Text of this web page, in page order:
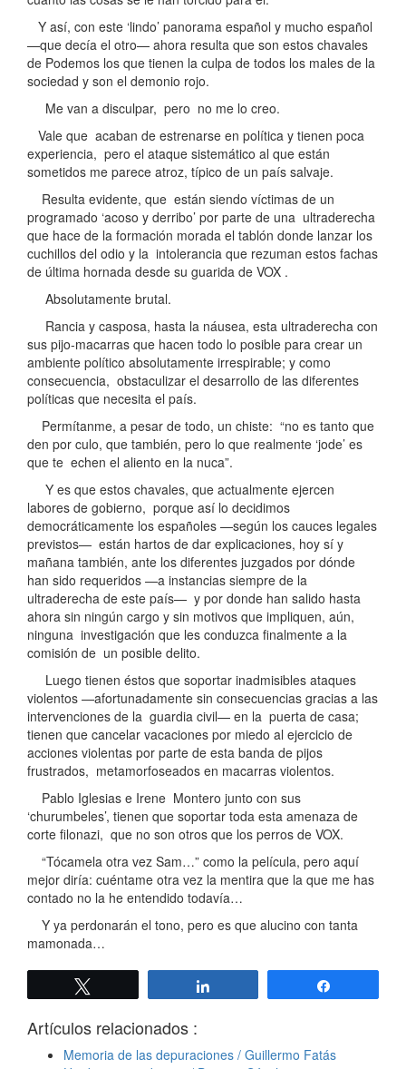
Y así, con este ‘lindo’ panorama español y mucho español
—que decía el otro— ahora resulta que son estos chavales
de Podemos los que tienen la culpa de todos los males de la
sociedad y son el demonio rojo.
Me van a disculpar, pero no me lo creo.
Vale que acaban de estrenarse en política y tienen poca
experiencia, pero el ataque sistemático al que están
sometidos me parece atroz, típico de un país salvaje.
Resulta evidente, que están siendo víctimas de un
programado ‘acoso y derribo’ por parte de una ultraderecha
que hace de la formación morada el tablón donde lanzar los
cuchillos del odio y la intolerancia que rezuman estos fachas
de última hornada desde su guarida de VOX .
Absolutamente brutal.
Rancia y casposa, hasta la náusea, esta ultraderecha con
sus pijo-macarras que hacen todo lo posible para crear un
ambiente político absolutamente irrespirable; y como
consecuencia, obstaculizar el desarrollo de las diferentes
políticas que necesita el país.
Permítanme, a pesar de todo, un chiste: “no es tanto que
den por culo, que también, pero lo que realmente ‘jode’ es
que te echen el aliento en la nuca”.
Y es que estos chavales, que actualmente ejercen
labores de gobierno, porque así lo decidimos
democráticamente los españoles —según los cauces legales
previstos— están hartos de dar explicaciones, hoy sí y
mañana también, ante los diferentes juzgados por dónde
han sido requeridos —a instancias siempre de la
ultraderecha de este país— y por donde han salido hasta
ahora sin ningún cargo y sin motivos que impliquen, aún,
ninguna investigación que les conduzca finalmente a la
comisión de un posible delito.
Luego tienen éstos que soportar inadmisibles ataques
violentos —afortunadamente sin consecuencias gracias a las
intervenciones de la guardia civil— en la puerta de casa;
tienen que cancelar vacaciones por miedo al ejercicio de
acciones violentas por parte de esta banda de pijos
frustrados, metamorfoseados en macarras violentos.
Pablo Iglesias e Irene Montero junto con sus
‘churumbeles’, tienen que soportar toda esta amenaza de
corte filonazi, que no son otros que los perros de VOX.
“Tócamela otra vez Sam…” como la película, pero aquí
mejor diría: cuéntame otra vez la mentira que la que me has
contado no la he entendido todavía…
Y ya perdonarán el tono, pero es que alucino con tanta
mamonada…
Artículos relacionados :
Memoria de las depuraciones / Guillermo Fatás